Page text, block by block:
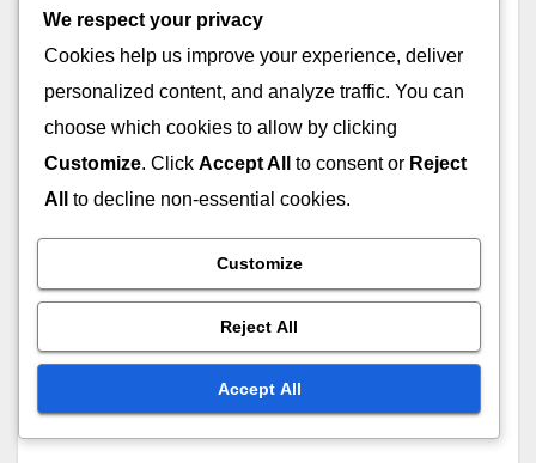
видео кампании.
Освен това, тестването на различни формати
на видеа и съобщения може да предостави
информация за това какво резонира най-добре
с потенциалните клиенти. Например, кратките
отзиви могат да бъдат по-ефективни от по-
дългите промоционални видеа. Редовното
преглеждане на метриките за представяне ще
помогне за усъвършенстване на стратегиите за
таргетиране и подобряване на общата
ефективност на кампанията.
We respect your privacy
Cookies help us improve your experience, deliver
personalized content, and analyze traffic. You can
choose which cookies to allow by clicking
Customize. Click Accept All to consent or Reject
All
to decline non-essential cookies.
Customize
Reject All
Accept All